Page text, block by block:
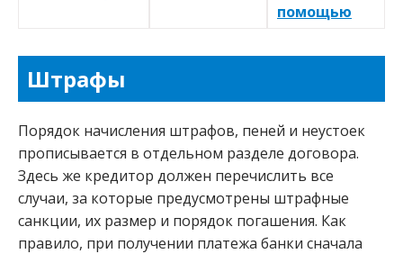
помощью
Штрафы
Порядок начисления штрафов, пеней и неустоек
прописывается в отдельном разделе договора.
Здесь же кредитор должен перечислить все
случаи, за которые предусмотрены штрафные
санкции, их размер и порядок погашения. Как
правило, при получении платежа банки сначала